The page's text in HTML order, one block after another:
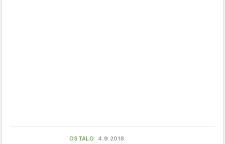
OSTALO 4.9.2018.